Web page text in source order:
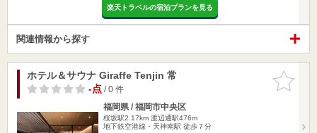
楽天トラベルの宿泊プランを見る
関連情報から探す
お気に入
りに追加
ホテル＆サウナ Giraffe Tenjin 常
-点/ 0 件
福岡県 / 福岡市中央区
桜坂駅2.17km 渡辺通駅476m
地下鉄空港線・天神南駅 徒歩７分